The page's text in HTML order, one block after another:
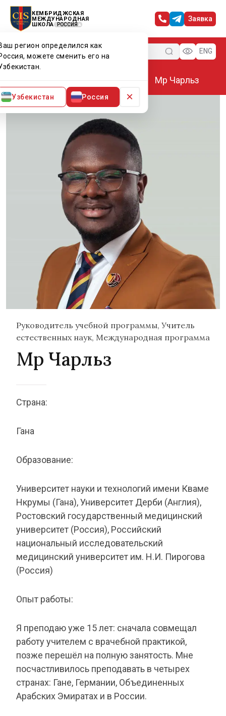
КЕМБРИДЖСКАЯ
МЕЖДУНАРОДНАЯ
ШКОЛА
РОССИЯ
регион определился как
можете сменить его на
Узбекистан Россия ×
Заявка
Меню ENG
Мр Чарльз
Руководитель учебной программы, Учитель
естественных наук, Международная программа
Мр Чарльз
Страна:
Гана
Образование:
Университет науки и технологий имени Кваме
Нкрумы (Гана), Университет Дерби (Англия),
Ростовский государственный медицинский
университет (Россия), Российский
национальный исследовательский
медицинский университет им. Н.И. Пирогова
(Россия)
Опыт работы:
Я преподаю уже 15 лет: сначала совмещал
работу учителем с врачебной практикой,
позже перешёл на полную занятость. Мне
посчастливилось преподавать в четырех
странах: Гане, Германии, Объединенных
Арабских Эмиратах и в России.